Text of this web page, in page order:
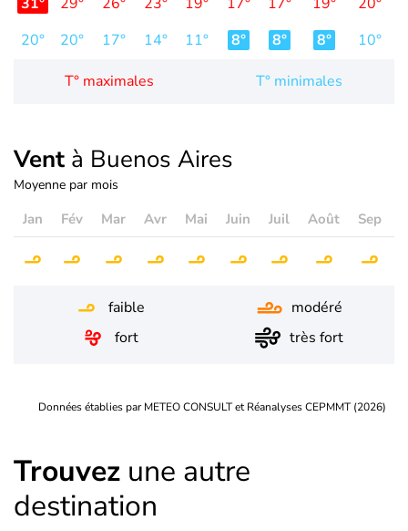
20°
20° 17° 14° 11° 8° 8° 8° 10°
T° maximales T° minimales
Vent à Buenos Aires
Moyenne par mois
Jan Fév Mar Avr Mai Juin Juil Août Sep
faible
modéré
fort
très fort
Données établies par METEO CONSULT et Réanalyses CEPMMT (2026)
Trouvez une autre
destination